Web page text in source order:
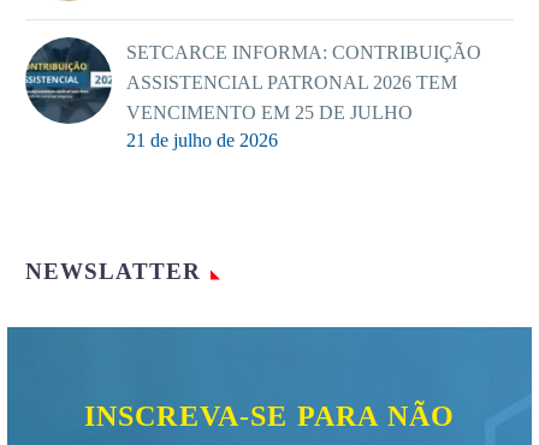
SETCARCE INFORMA: CONTRIBUIÇÃO
ASSISTENCIAL PATRONAL 2026 TEM
VENCIMENTO EM 25 DE JULHO
21 de julho de 2026
NEWSLATTER
INSCREVA-SE PARA NÃO